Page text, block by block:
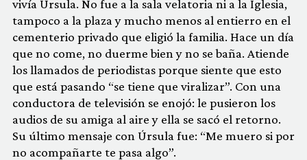
vivía Úrsula. No fue a la sala velatoria ni a la Iglesia,
tampoco a la plaza y mucho menos al entierro en el
cementerio privado que eligió la familia. Hace un día
que no come, no duerme bien y no se baña. Atiende
los llamados de periodistas porque siente que esto
que está pasando “se tiene que viralizar”. Con una
conductora de televisión se enojó: le pusieron los
audios de su amiga al aire y ella se sacó el retorno.
Su último mensaje con Úrsula fue: “Me muero si por
no acompañarte te pasa algo”.